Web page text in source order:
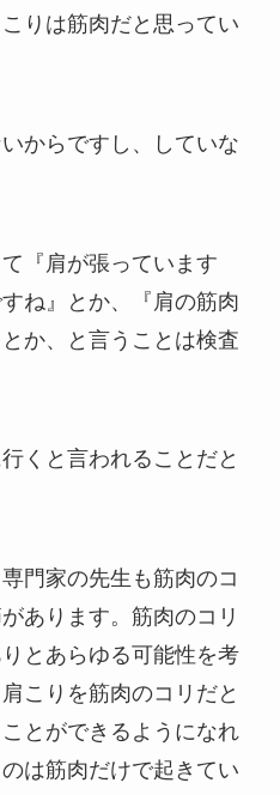
りは筋肉だと思ってい
からですし、していな
『肩が張っています
ね』とか、『肩の筋肉
か、と言うことは検査
くと言われることだと
門家の先生も筋肉のコ
あります。筋肉のコリ
とあらゆる可能性を考
こりを筋肉のコリだと
とができるようになれ
は筋肉だけで起きてい